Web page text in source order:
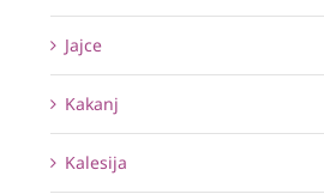
Jajce
Kakanj
Kalesija